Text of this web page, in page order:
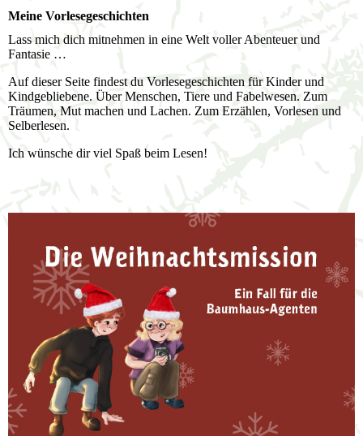
Meine Vorlesegeschichten
Lass mich dich mitnehmen in eine Welt voller Abenteuer und
Fantasie …
Auf dieser Seite findest du Vorlesegeschichten für Kinder und
Kindgebliebene. Über Menschen, Tiere und Fabelwesen. Zum
Träumen, Mut machen und Lachen. Zum Erzählen, Vorlesen und
Selberlesen.
Ich wünsche dir viel Spaß beim Lesen!